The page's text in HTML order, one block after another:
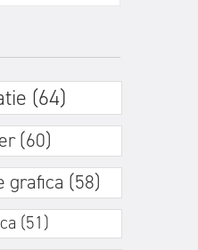
(64)
(60)
grafica (58)
(51)